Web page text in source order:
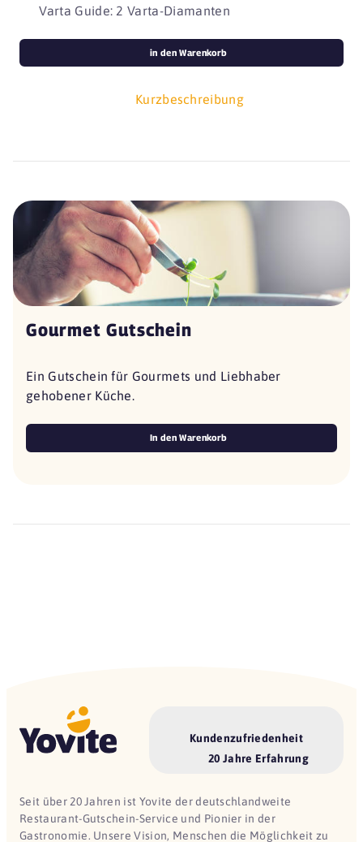
Varta Guide: 2 Varta-Diamanten
Kurzbeschreibung
in den Warenkorb
Gourmet Gutschein
Ein Gutschein für Gourmets und Liebhaber
gehobener Küche.
In den Warenkorb
Kundenzufriedenheit
20 Jahre Erfahrung
Seit über 20 Jahren ist Yovite der deutschlandweite
Restaurant-Gutschein-Service und Pionier in der
Gastronomie. Unsere Vision, Menschen die Möglichkeit zu